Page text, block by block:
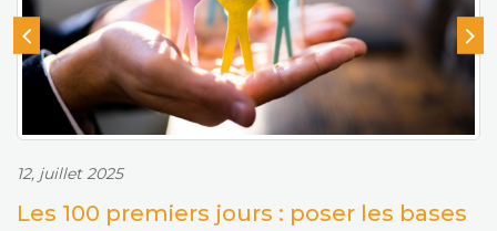
12, juillet 2025
Les 100 premiers jours : poser les bases